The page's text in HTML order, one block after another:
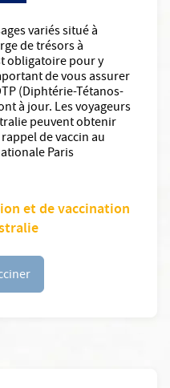
variés situé à
de trésors à
obligatoire pour y
de vous assurer
(Diphtérie-Tétanos-
à jour. Les voyageurs
peuvent obtenir
de vaccin au
Paris
et de vaccination